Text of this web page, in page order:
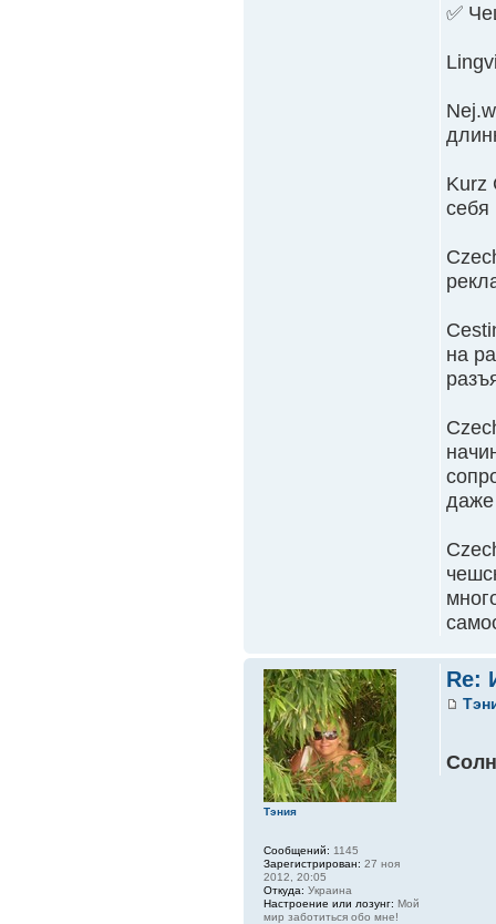
✅
Kurz
себя
на
даже
Re:
Тэния
Сообщений: 1145
Зарегистрирован: 27 ноя
2012, 20:05
Откуда: Украина
Настроение или лозунг: Мой
мир заботиться обо мне!